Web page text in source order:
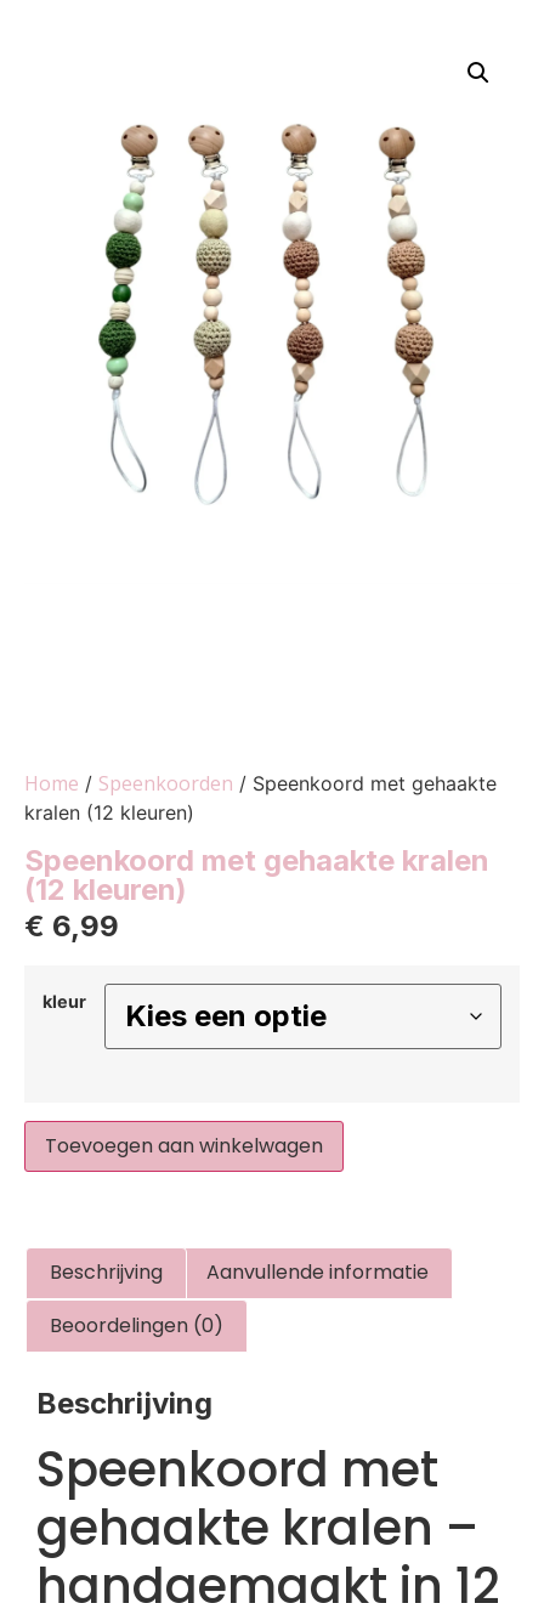
Home / Speenkoorden / Speenkoord met gehaakte
kralen (12 kleuren)
Speenkoord met gehaakte kralen
(12 kleuren)
€ 6,99
kleur
Toevoegen aan winkelwagen
Beschrijving
Aanvullende informatie
Beoordelingen (0)
Beschrijving
Speenkoord met
gehaakte kralen –
handgemaakt in 12